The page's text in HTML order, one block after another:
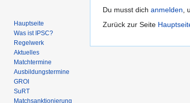
Zur
Navigation
Zur
Suche
Du musst dich anmelden,
Zurück zur Seite
Hauptseite
Was ist IPSC?
Regelwerk
Aktuelles
Matchtermine
Ausbildungs­termine
GROI
SuRT
Match­sanktionierung